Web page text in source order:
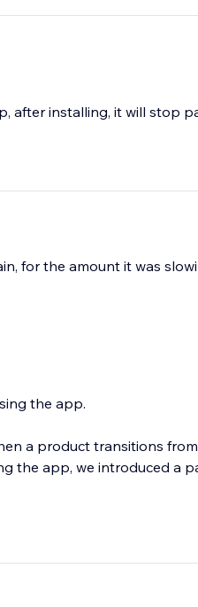
after installing, it will stop
for the amount it was
the app.
a product transitions
the app, we introduced a